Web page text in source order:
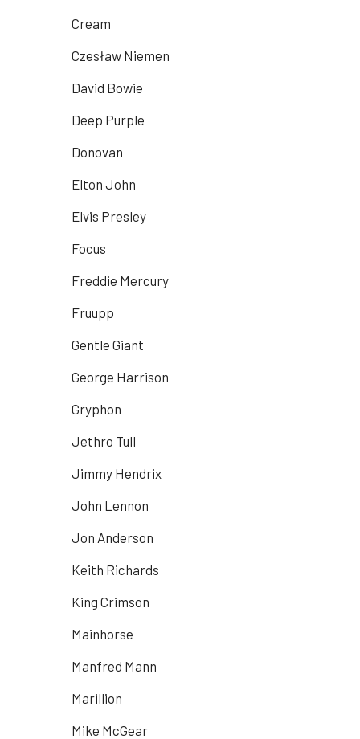
Cream
Czesław Niemen
David Bowie
Deep Purple
Donovan
Elton John
Elvis Presley
Focus
Freddie Mercury
Fruupp
Gentle Giant
George Harrison
Gryphon
Jethro Tull
Jimmy Hendrix
John Lennon
Jon Anderson
Keith Richards
King Crimson
Mainhorse
Manfred Mann
Marillion
Mike McGear